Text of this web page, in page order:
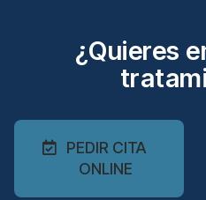
¿Quieres
PEDIR CITA
ONLINE